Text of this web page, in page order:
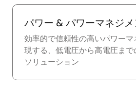
パワー & パワーマネジメ
効率的で信頼性の高いパワー
現する、低電圧から高電圧ま
ソリューション